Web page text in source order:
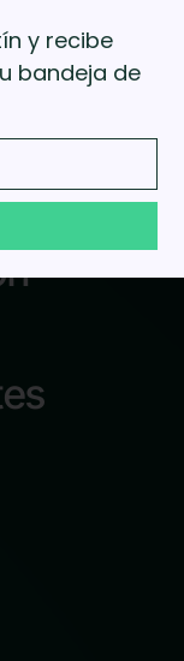
y recibe
bandeja de